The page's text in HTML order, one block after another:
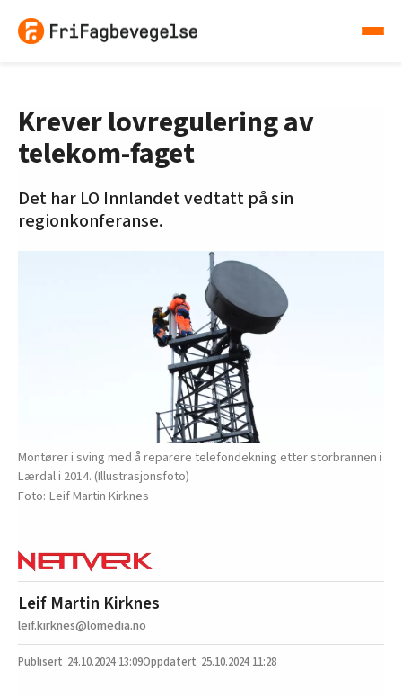
Krever lovregulering av
telekom-faget
Det har LO Innlandet vedtatt på sin
regionkonferanse.
Montører i sving med å reparere telefondekning etter storbrannen i
Lærdal i 2014. (Illustrasjonsfoto)
Leif Martin Kirknes
Leif Martin Kirknes
leif.kirknes@lomedia.no
24.10.2024 13:09 25.10.2024 11:28